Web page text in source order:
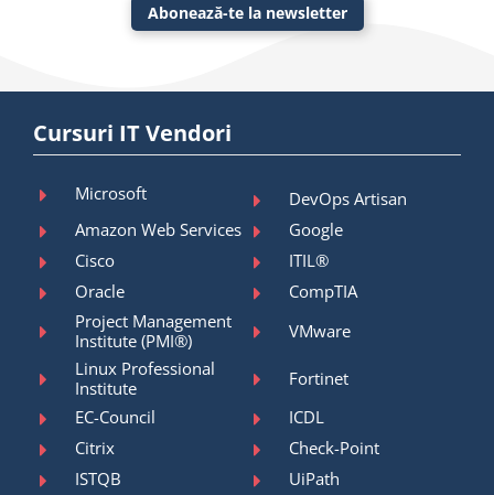
Abonează-te la newsletter
Cursuri IT Vendori
Microsoft
DevOps Artisan
Amazon Web Services
Google
Cisco
ITIL®
Oracle
CompTIA
Project Management
Institute (PMI®)
VMware
Linux Professional
Institute
Fortinet
EC-Council
ICDL
Citrix
Check-Point
ISTQB
UiPath